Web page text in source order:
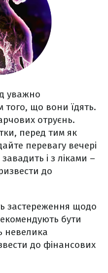
уважно
того, що вони їдять.
отруєнь.
перед тим як
перевагу вечері
і з ліками –
до
застереження щодо
бути
невелика
до фінансових